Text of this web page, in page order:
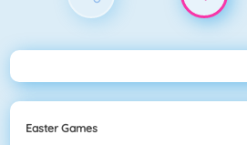
Easter Games